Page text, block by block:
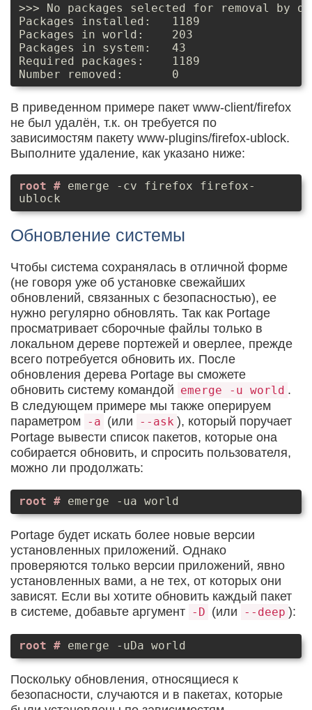
>>> No packages selected for removal by
Packages installed:   1189
Packages in world:    203
Packages in system:   43
Required packages:    1189
В приведенном примере пакет www-client/firefox
не был удалён, т.к. он требуется по
зависимостям пакету www-plugins/firefox-ublock.
Выполните удаление, как указано ниже:
emerge -cv firefox firefox-
ublock
Обновление системы
Чтобы система сохранялась в отличной форме
(не говоря уже об установке свежайших
обновлений, связанных с безопасностью), ее
нужно регулярно обновлять. Так как Portage
просматривает сборочные файлы только в
локальном дереве портежей и оверлее, прежде
всего потребуется обновить их. После
обновления дерева Portage вы сможете
обновить систему командой emerge -u world .
В следующем примере мы также оперируем
параметром -a (или --ask ), который поручает
Portage вывести список пакетов, которые она
собирается обновить, и спросить пользователя,
можно ли продолжать:
emerge -ua world
Portage будет искать более новые версии
установленных приложений. Однако
проверяются только версии приложений, явно
установленных вами, а не тех, от которых они
зависят. Если вы хотите обновить каждый пакет
в системе, добавьте аргумент -D (или --deep ):
emerge -uDa world
Поскольку обновления, относящиеся к
безопасности, случаются и в пакетах, которые